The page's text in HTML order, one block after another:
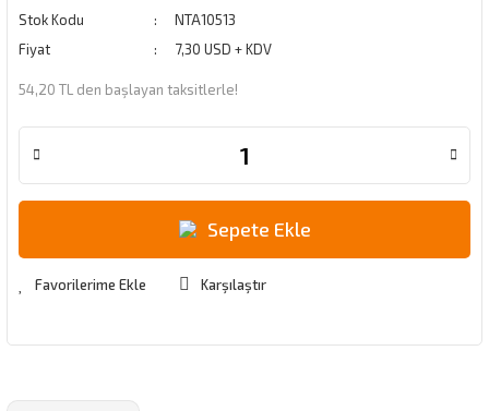
Stok Kodu
NTA10513
Fiyat
7,30 USD + KDV
54,20 TL den başlayan taksitlerle!
Sepete Ekle
Karşılaştır